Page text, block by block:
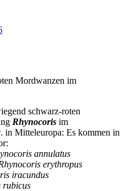
Mordwanzen im
schwarz-roten
Rhynocoris im
in Mitteleuropa: Es kommen in
annulatus
erythropus
iracundus
rubicus